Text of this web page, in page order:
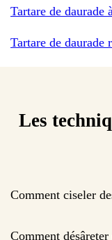
Tartare de daurade
Tartare de daurade
Les
Comment ciseler
Comment